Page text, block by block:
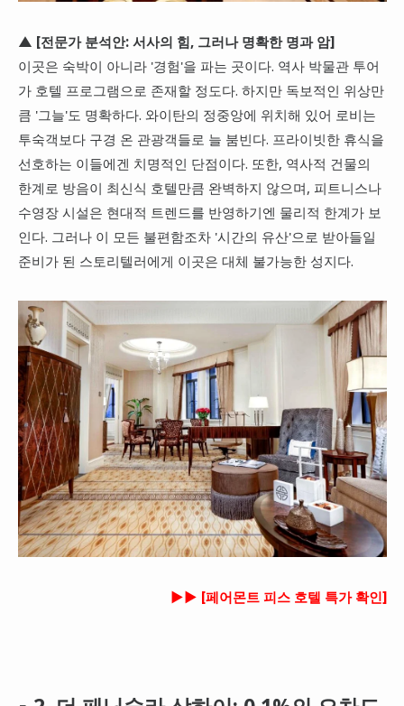
▲ [전문가 분석안: 서사의 힘, 그러나 명확한 명과 암]
이곳은 숙박이 아니라 '경험'을 파는 곳이다. 역사 박물관 투어
가 호텔 프로그램으로 존재할 정도다. 하지만 독보적인 위상만
큼 '그늘'도 명확하다. 와이탄의 정중앙에 위치해 있어 로비는
투숙객보다 구경 온 관광객들로 늘 붐빈다. 프라이빗한 휴식을
선호하는 이들에겐 치명적인 단점이다. 또한, 역사적 건물의
한계로 방음이 최신식 호텔만큼 완벽하지 않으며, 피트니스나
수영장 시설은 현대적 트렌드를 반영하기엔 물리적 한계가 보
인다. 그러나 이 모든 불편함조차 '시간의 유산'으로 받아들일
준비가 된 스토리텔러에게 이곳은 대체 불가능한 성지다.
►► [페어몬트 피스 호텔 특가 확인]